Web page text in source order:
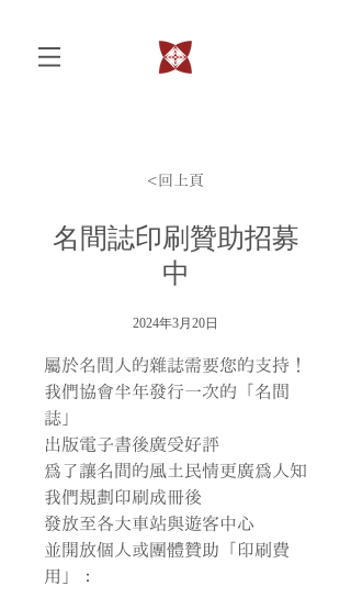
<回上頁
名間誌印刷贊助招募
中
2024年3月20日
屬於名間人的雜誌需要您的支持！
我們協會半年發行一次的「名間
誌」
出版電子書後廣受好評
為了讓名間的風土民情更廣為人知
我們規劃印刷成冊後
發放至各大車站與遊客中心
並開放個人或團體贊助「印刷費
用」：